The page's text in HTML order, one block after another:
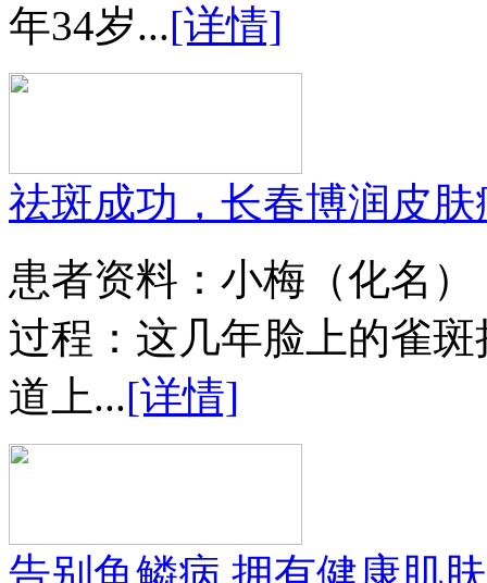
年34岁...[详情]
祛斑成功，长春博润皮
患者资料：小梅（化名
过程：这几年脸上的雀
道上...[详情]
告别鱼鳞病 拥有健康肌肤